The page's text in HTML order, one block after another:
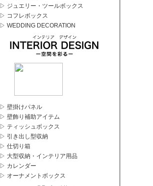
▷ ジュエリー・ツールボックス
▷ コフレボックス
▷ WEDDING DECORATION
▷ 壁掛けパネル
▷ 壁飾り補助アイテム
▷ ティッシュボックス
▷ 引き出し型収納
▷ 仕切り箱
▷ 大型収納・インテリア用品
▷ カレンダー
▷ オーナメントボックス